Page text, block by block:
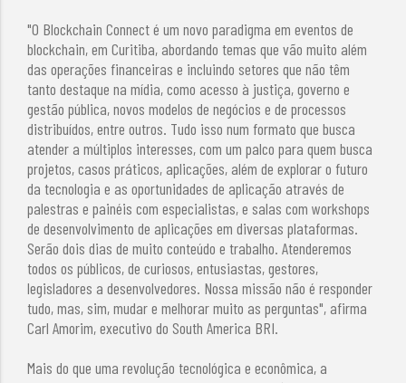
"O Blockchain Connect é um novo paradigma em eventos de
blockchain, em Curitiba, abordando temas que vão muito além
das operações financeiras e incluindo setores que não têm
tanto destaque na mídia, como acesso à justiça, governo e
gestão pública, novos modelos de negócios e de processos
distribuídos, entre outros. Tudo isso num formato que busca
atender a múltiplos interesses, com um palco para quem busca
projetos, casos práticos, aplicações, além de explorar o futuro
da tecnologia e as oportunidades de aplicação através de
palestras e painéis com especialistas, e salas com workshops
de desenvolvimento de aplicações em diversas plataformas.
Serão dois dias de muito conteúdo e trabalho. Atenderemos
todos os públicos, de curiosos, entusiastas, gestores,
legisladores a desenvolvedores. Nossa missão não é responder
tudo, mas, sim, mudar e melhorar muito as perguntas", afirma
Carl Amorim, executivo do South America BRI.
Mais do que uma revolução tecnológica e econômica, a